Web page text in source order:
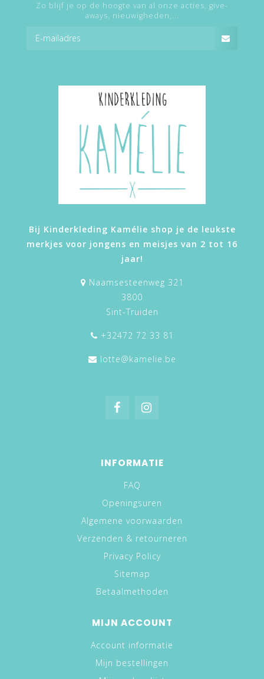
Zo blijf je op de hoogte van al onze acties, give-
aways, nieuwigheden,...
Bij Kinderkleding Kamélie shop je de leukste
merkjes voor jongens en meisjes van 2 tot 16
jaar!
Naamsesteenweg 321
3800
Sint-Truiden
+32472 72 33 81
lotte@kamelie.be
INFORMATIE
FAQ
Openingsuren
Algemene voorwaarden
Verzenden & retourneren
Privacy Policy
Sitemap
Betaalmethoden
MIJN ACCOUNT
Account informatie
Mijn bestellingen